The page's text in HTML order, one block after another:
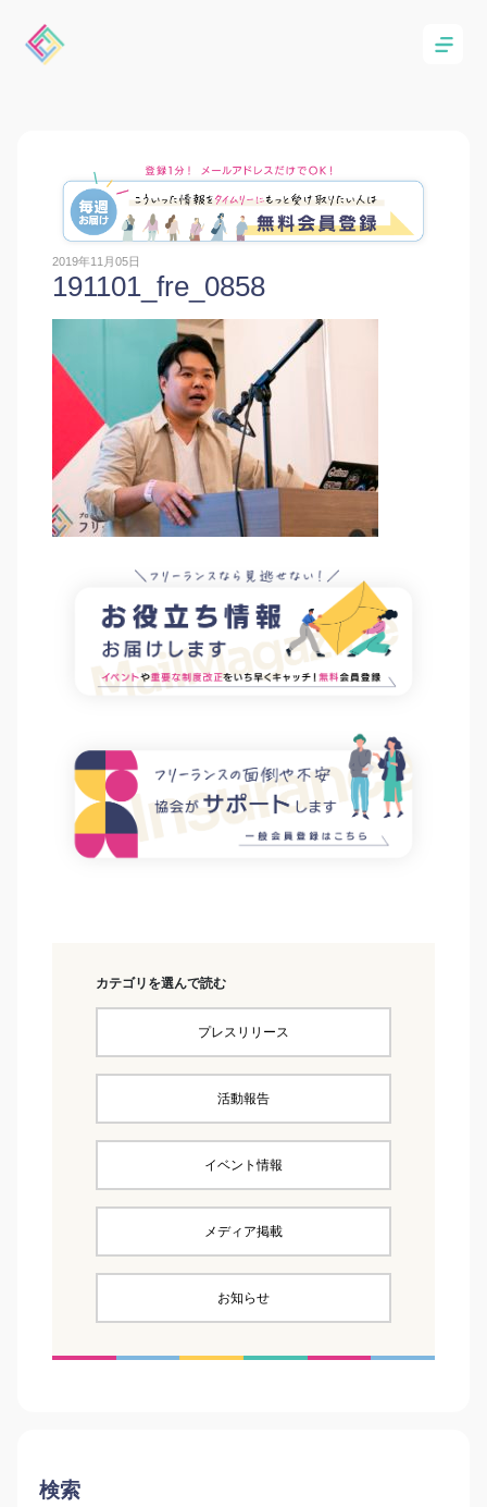
2019年11月05日
191101_fre_0858
カテゴリを選んで読む
プレスリリース
活動報告
イベント情報
メディア掲載
お知らせ
検索